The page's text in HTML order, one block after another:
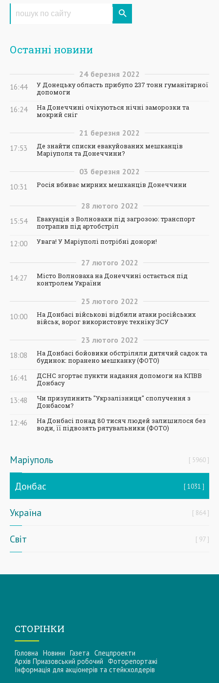
Останні новини
24 березня 2022
16:44
У Донецьку область прибуло 237 тонн гуманітарної
допомоги
16:24
На Донеччині очікуються нічні заморозки та
мокрий сніг
21 березня 2022
17:53
Де знайти списки евакуйованих мешканців
Маріуполя та Донеччини?
03 березня 2022
10:31 Росія вбиває мирних мешканців Донеччини
28 лютого 2022
15:54
Евакуація з Волновахи під загрозою: транспорт
потрапив під артобстріл
12:00 Увага! У Маріуполі потрібні донори!
27 лютого 2022
14:27
Місто Волноваха на Донеччині остається під
контролем України
25 лютого 2022
10:00
На Донбасі військові відбили атаки російських
військ, ворог використовує техніку ЗСУ
23 лютого 2022
18:08
На Донбасі бойовики обстріляли дитячий садок та
будинок: поранено мешканку (ФОТО)
16:41
ДСНС згортає пункти надання допомоги на КПВВ
Донбасу
13:48
Чи призупинить "Укрзалізниця" сполучення з
Донбасом?
12:46
На Донбасі понад 80 тисяч людей залишилося без
води, її підвозять рятувальники (ФОТО)
Маріуполь 5960
Донбас 1031
Україна 864
Світ 97
СТОРІНКИ
Головна Новини Газета Спецпроекти
Архів Приазовський робочий Фоторепортажі
Інформацiя для акцiонерiв та стейкхолдерiв